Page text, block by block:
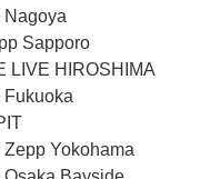
Nagoya
Sapporo
LIVE HIROSHIMA
Yokohama